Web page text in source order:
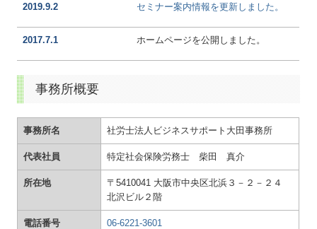
2019.9.2 セミナー案内情報を更新しました。
2017.7.1 ホームページを公開しました。
事務所概要
事務所名 社労士法人ビジネスサポート大田事務所
代表社員 特定社会保険労務士 柴田 真介
所在地
〒5410041 大阪市中央区北浜３－２－２４
北沢ビル２階
電話番号 06-6221-3601